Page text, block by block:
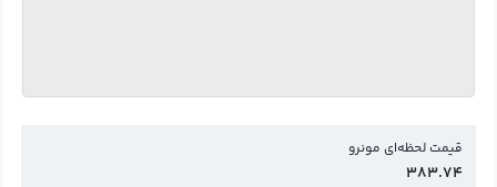
قیمت لحظه‌ای مونرو
383.74